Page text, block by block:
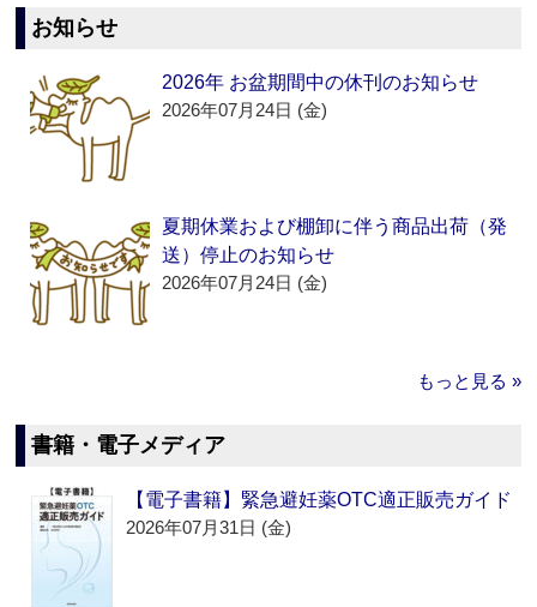
お知らせ
2026年 お盆期間中の休刊のお知らせ
2026年07月24日 (金)
夏期休業および棚卸に伴う商品出荷（発
送）停止のお知らせ
2026年07月24日 (金)
もっと見る »
書籍・電子メディア
【電子書籍】緊急避妊薬OTC適正販売ガイド
2026年07月31日 (金)